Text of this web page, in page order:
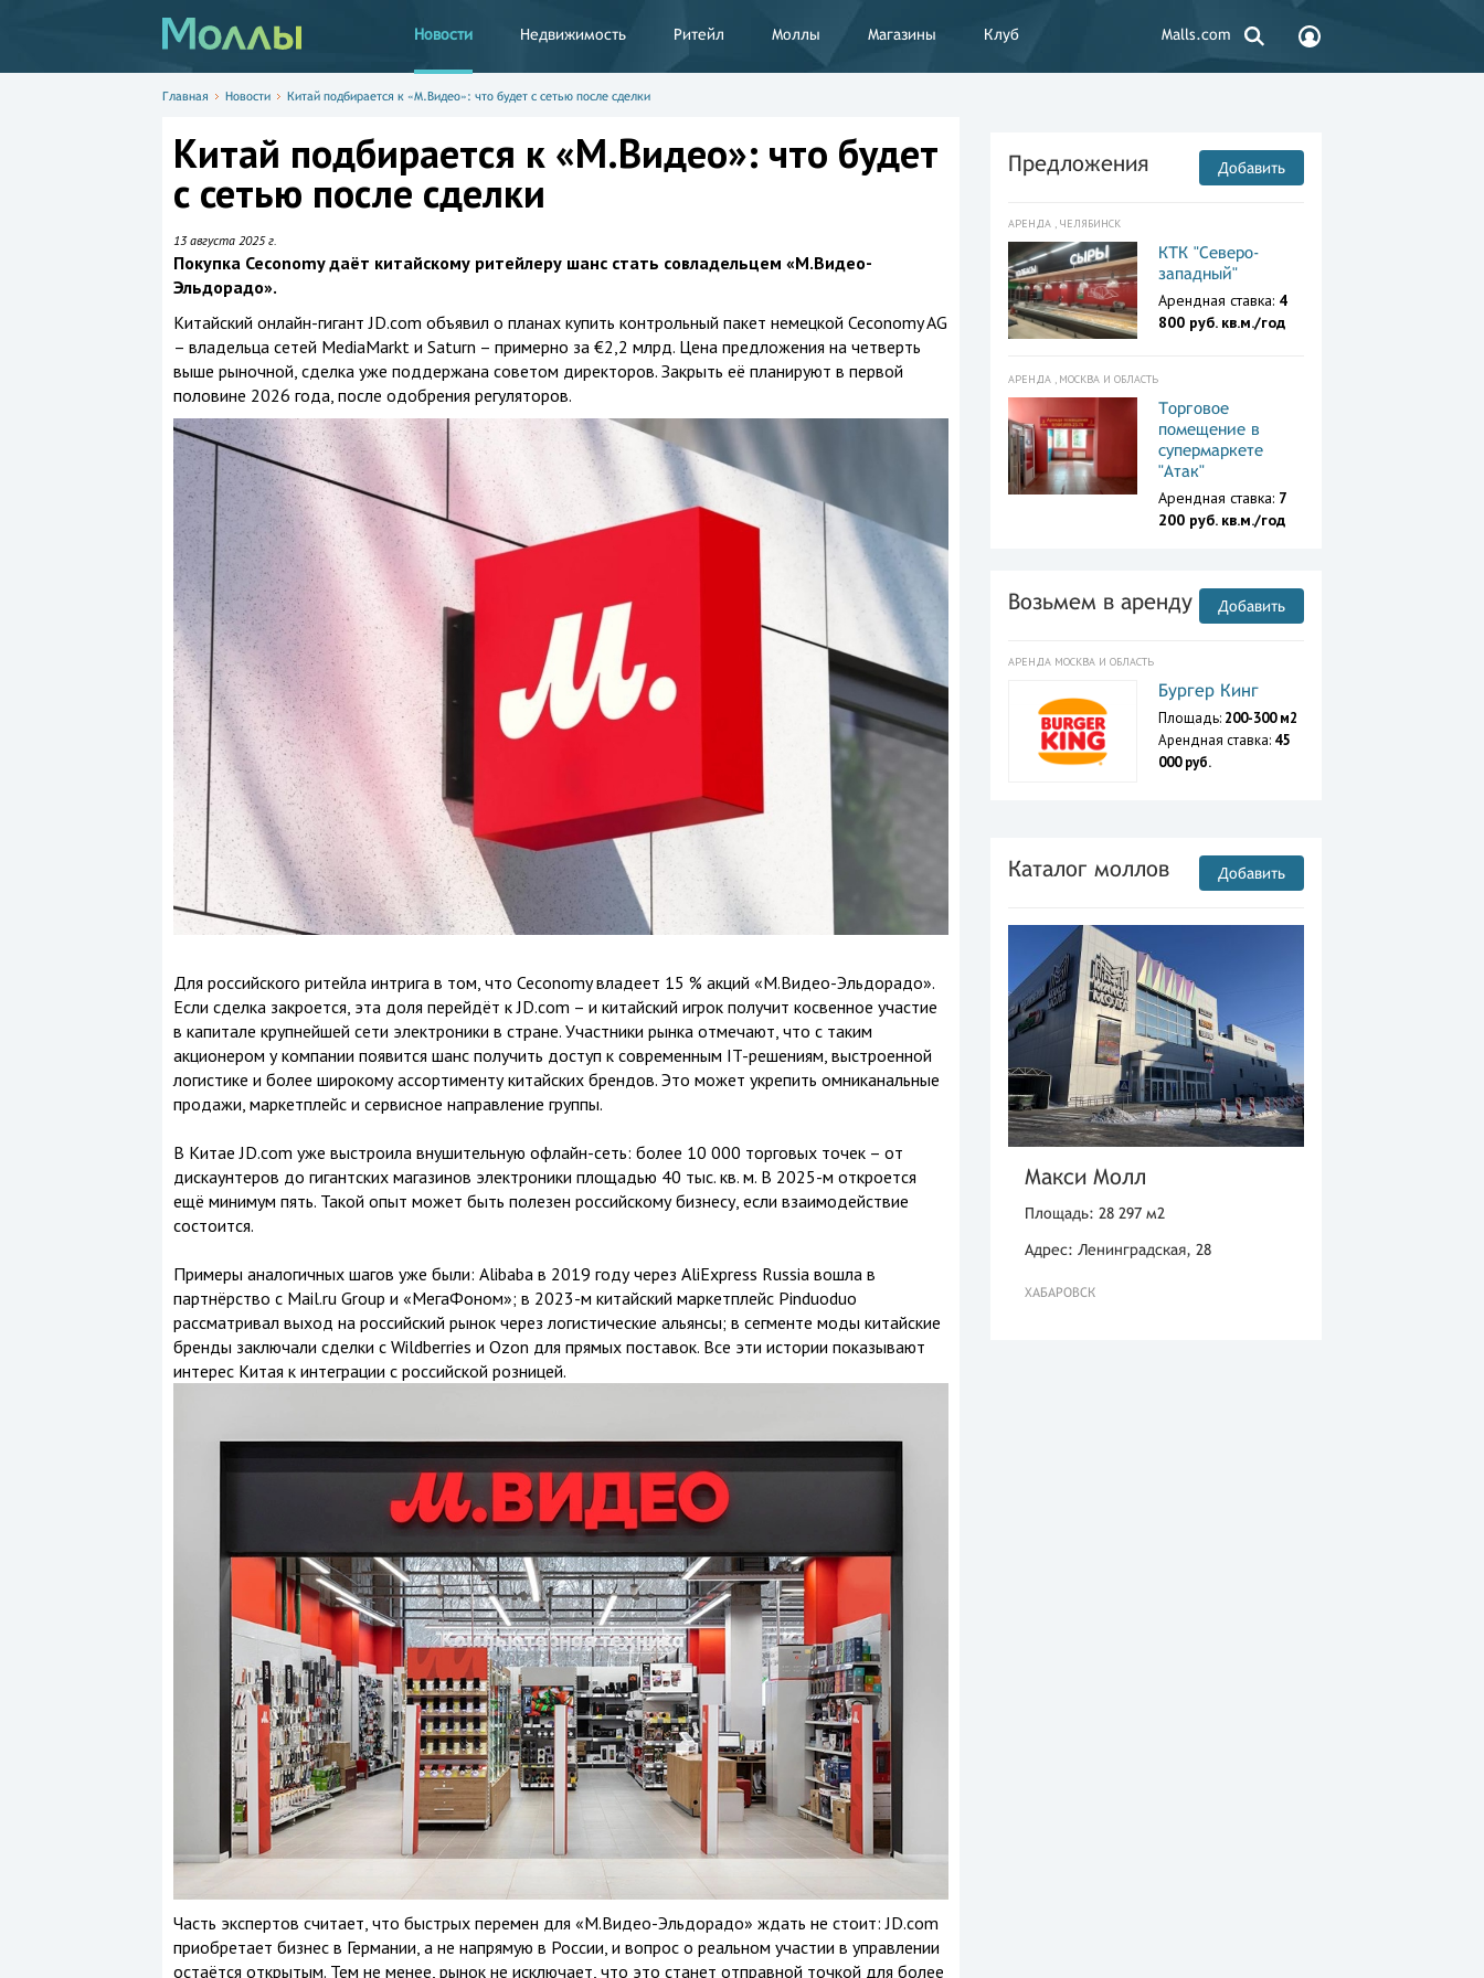
Новости Недвижимость Ритейл Моллы Магазины Клуб Malls.com
Главная Новости Китай подбирается к «М.Видео»: что будет с сетью после сделки
Китай подбирается к «М.Видео»: что будет
с сетью после сделки
13 августа 2025 г.
Покупка Ceconomy даёт китайскому ритейлеру шанс стать совладельцем «М.Видео-
Эльдорадо».
Китайский онлайн-гигант JD.com объявил о планах купить контрольный пакет немецкой Ceconomy AG
– владельца сетей MediaMarkt и Saturn – примерно за €2,2 млрд. Цена предложения на четверть
выше рыночной, сделка уже поддержана советом директоров. Закрыть её планируют в первой
половине 2026 года, после одобрения регуляторов.
Для российского ритейла интрига в том, что Ceconomy владеет 15 % акций «М.Видео-Эльдорадо».
Если сделка закроется, эта доля перейдёт к JD.com – и китайский игрок получит косвенное участие
в капитале крупнейшей сети электроники в стране. Участники рынка отмечают, что с таким
акционером у компании появится шанс получить доступ к современным IT-решениям, выстроенной
логистике и более широкому ассортименту китайских брендов. Это может укрепить омниканальные
продажи, маркетплейс и сервисное направление группы.
В Китае JD.com уже выстроила внушительную офлайн-сеть: более 10 000 торговых точек – от
дискаунтеров до гигантских магазинов электроники площадью 40 тыс. кв. м. В 2025-м откроется
ещё минимум пять. Такой опыт может быть полезен российскому бизнесу, если взаимодействие
состоится.
Примеры аналогичных шагов уже были: Alibaba в 2019 году через AliExpress Russia вошла в
партнёрство с Mail.ru Group и «МегаФоном»; в 2023-м китайский маркетплейс Pinduoduo
рассматривал выход на российский рынок через логистические альянсы; в сегменте моды китайские
бренды заключали сделки с Wildberries и Ozon для прямых поставок. Все эти истории показывают
интерес Китая к интеграции с российской розницей.
Часть экспертов считает, что быстрых перемен для «М.Видео-Эльдорадо» ждать не стоит: JD.com
приобретает бизнес в Германии, а не напрямую в России, и вопрос о реальном участии в управлении
остаётся открытым. Тем не менее, рынок не исключает, что это станет отправной точкой для более
Предложения Добавить
АРЕНДА , ЧЕЛЯБИНСК
КТК "Северо-
западный"
Арендная ставка: 4
800 руб. кв.м./год
АРЕНДА , МОСКВА И ОБЛАСТЬ
Торговое
помещение в
супермаркете
"Атак"
Арендная ставка: 7
200 руб. кв.м./год
Возьмем в аренду Добавить
АРЕНДА МОСКВА И ОБЛАСТЬ
Бургер Кинг
Площадь: 200-300 м2
Арендная ставка: 45
000 руб.
Каталог моллов Добавить
Макси Молл
Площадь: 28 297 м2
Адрес: Ленинградская, 28
ХАБАРОВСК